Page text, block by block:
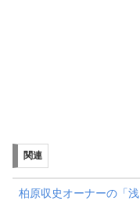
関連
柏原収史オーナーの「浅